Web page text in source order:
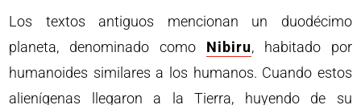
Los textos antiguos mencionan un duodécimo
planeta, denominado como Nibiru, habitado por
humanoides similares a los humanos. Cuando estos
alienígenas llegaron a la Tierra, huyendo de su